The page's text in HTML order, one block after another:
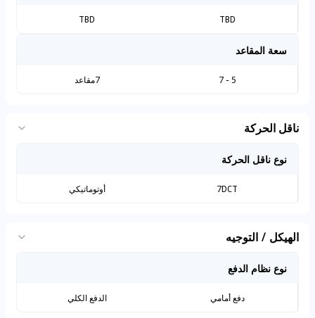
TBD
TBD
سعة المقاعد
5 - 7 7مقاعد
ناقل الحركة
نوع ناقل الحركة
7DCT أوتوماتيكي
الهيكل / التوجيه
نوع نظام الدفع
دفع أمامي الدفع الكلي